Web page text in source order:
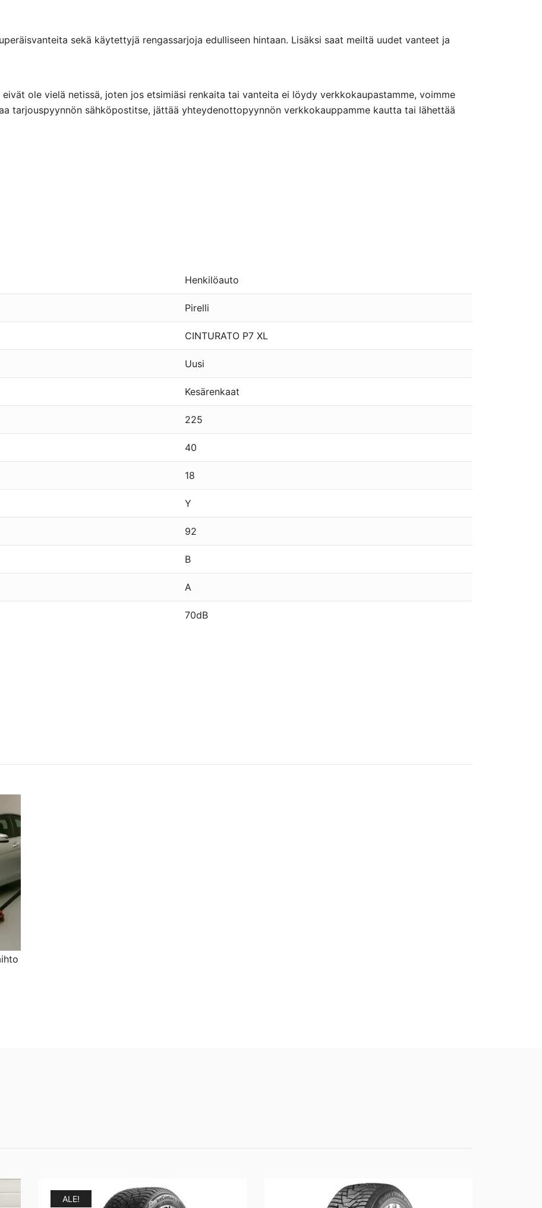
sekä käytettyjä rengassarjoja edulliseen hintaan. Lisäksi saat meiltä uudet vanteet ja
ole vielä netissä, joten jos etsimiäsi renkaita tai vanteita ei löydy verkkokaupastamme, voimme
tarjouspyynnön sähköpostitse, jättää yhteydenottopyynnön verkkokauppamme kautta tai lähettää
Henkilöauto
Pirelli
CINTURATO P7 XL
Uusi
Kesärenkaat
225
40
18
Y
92
B
A
70dB
ALE!